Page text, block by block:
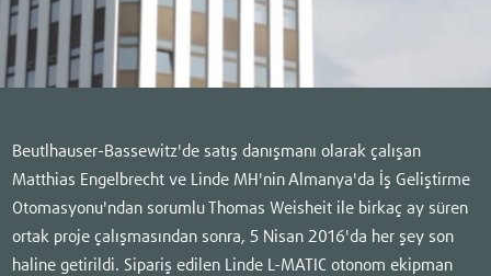
Beutlhauser-Bassewitz'de satış danışmanı olarak çalışan
Matthias Engelbrecht ve Linde MH'nin Almanya'da İş Geliştirme
Otomasyonu'ndan sorumlu Thomas Weisheit ile birkaç ay süren
ortak proje çalışmasından sonra, 5 Nisan 2016'da her şey son
haline getirildi. Sipariş edilen Linde L-MATIC otonom ekipman